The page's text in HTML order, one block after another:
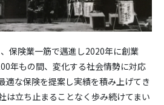
保険業一筋で邁進し2020年に創業
年もの間、変化する社会情勢に対応
適な保険を提案し実績を積み上げてき
は立ち止まることなく歩み続けてまい